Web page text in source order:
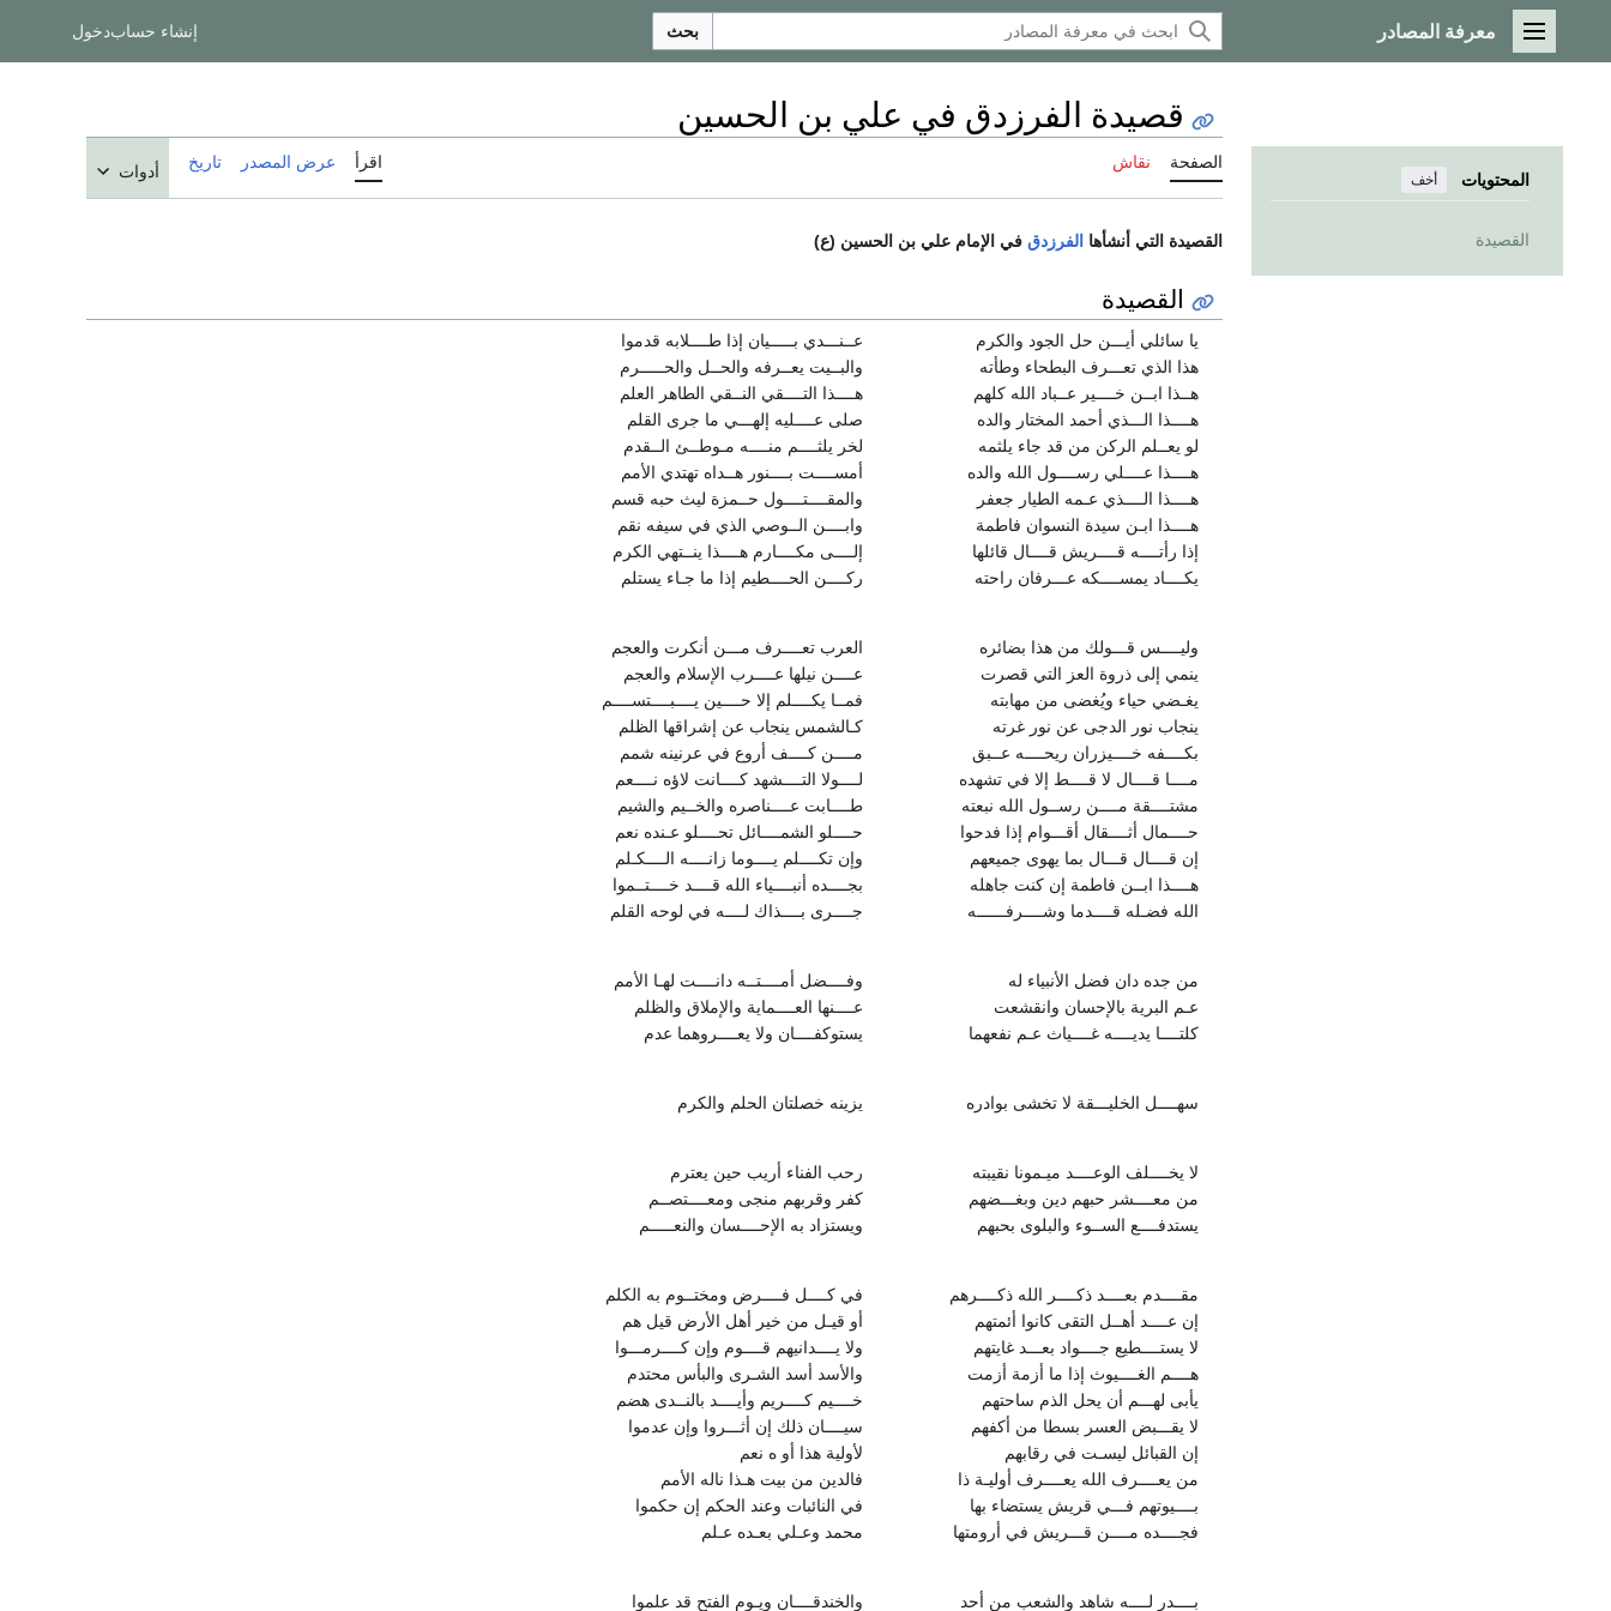
القائمة الرئيسية
معرفة المصادر بحث إنشاء حسابدخول
المحتويات أخف
القصيدة
قصيدة الفرزدق في علي بن الحسين
الصفحة نقاش اقرأ عرض المصدر تاريخ أدوات
القصيدة التي أنشأها الفرزدق في الإمام علي بن الحسين (ع)
القصيدة
يا سائلي أيـــن حل الجود والكرم
عــنـــدي بـــــيان إذا طــــلابه قدموا
هذا الذي تعـــرف البطحاء وطأته
والبــيت يعــرفه والحــل والحـــــرم
هــذا ابــن خــــير عــباد الله كلهم
هــــذا التــــقي النــقي الطاهر العلم‏
هــــذا الـــذي أحمد المختار والده
صلى عــــليه إلهـــي ما جرى القلم
لو يعــلم الركن من قد جاء يلثمه
لخر يلثــــم منــــه مـوطــئ الــقدم‏
هــــذا عــــلي رســــول الله والده
أمســــت بــــنور هــداه تهتدي الأمم‏
هــــذا الــــذي عـمه الطيار جعفر
والمقــــتــــول حــمزة ليث حبه قسم‏
هــــذا ابـن سيدة النسوان فاطمة
وابــــن الــوصي الذي في سيفه نقم‏
إذا رأتــــه قــــريش قــــال قائلها
إلــــى مكــــارم هــــذا ينــتهي الكرم‏
يكــــاد يمســــكه عـــرفان راحته
ركــــن الحــــطيم إذا ما جـاء يستلم
وليــــس قـــولك من هذا بضائره
العرب تعــــرف مـــن أنكرت والعجم‏
ينمي إلى ذروة العز التي قصرت
عــــن نيلها عــــرب الإسلام والعجم
يغـضي حياء ويُغضى من مهابته
فمــا يكــــلم إلا حــــين يــــبــــتســــم‏
ينجاب نور الدجى عن نور غرته
كـالشمس ينجاب عن إشراقها الظلم‏
بكــــفه خــــيزران ريحــــه عــبق
مــــن كــــف أروع في عرنينه شمم‏
مــــا قــــال لا قــــط إلا في تشهده
لــــولا التــــشهد كــــانت لاؤه نــــعم‏
مشتــــقة مــــن رســول الله نبعته
طــــابت عــــناصره والخــيم والشيم‏
حــــمال أثــــقال أقـــوام إذا فدحوا
حــــلو الشمــــائل تحــــلو عـنده نعم‏
إن قــــال قـــال بما يهوى جميعهم
وإن تكــــلم يــــوما زانــــه الــــكـلم‏
هــــذا ابــن فاطمة إن كنت جاهله
بجــــده أنبــــياء الله قــــد خــــتــموا
الله فضـله قــــدما وشــــرفــــــه
جــــرى بــــذاك لــــه في لوحه القلم
من جده دان فضل الأنبياء له
وفــــضل أمــــتــه دانــــت لهـا الأمم‏
عـم البرية بالإحسان وانقشعت
عــــنها العــــماية والإملاق والظلم‏
كلتــــا يديــــه غــــياث عـم نفعهما
يستوكفــــان ولا يعــــروهما عدم
سهــــل الخليـــقة لا تخشى بوادره يزينه خصلتان الحلم والكرم
لا يخــــلف الوعــــد ميـمونا نقيبته
رحب الفناء أريب حين يعترم
من معــــشر حبهم دين وبغـــضهم
كفر وقربهم منجى ومعــــتصــم‏
يستدفــــع الســوء والبلوى بحبهم
ويستزاد به الإحــــسان والنعـــــم
مقــــدم بعــــد ذكــــر الله ذكــــرهم
في كــــل فــــرض ومختــوم به الكلم‏
إن عــــد أهــل التقى كانوا أئمتهم
أو قيـل من خير أهل الأرض قيل هم
لا يستــــطيع جــــواد بعـــد غايتهم
ولا يــــدانيهم قــــوم وإن كــــرمـــوا
هــــم الغــــيوث إذا ما أزمة أزمت
والأسد أسد الشـرى والبأس محتدم
يأبى لهـــم أن يحل الذم ساحتهم
خــــيم كــــريم وأيــــد بالنــدى هضم‏
لا يقـــبض العسر بسطا من أكفهم
سيــــان ذلك إن أثـــروا وإن عدموا
إن القبائل ليسـت في رقابهم
لأولية هذا أو ه نعم
من يعــــرف الله يعــــرف أوليـة ذا
فالدين من بيت هـذا ناله الأمم
بــــيوتهم فـــي قريش يستضاء بها
في النائبات وعند الحكم إن حكموا
فجــــده مــــن قـــريش في أرومتها
محمد وعـلي بعـده عـلم
بــــدر لــــه شاهد والشعب من أحد والخندقــــان ويـوم الفتح قد علموا